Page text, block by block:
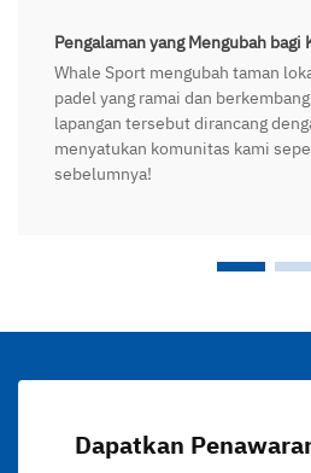
Pengalaman yang Mengubah bagi
Whale Sport mengubah taman
padel yang ramai dan
lapangan tersebut dirancang
menyatukan komunitas kami
sebelumnya!
Dapatkan